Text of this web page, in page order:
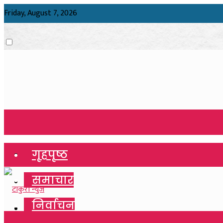
Friday, August 7, 2026
गृहपृष्ठ
समाचार
निर्वाचन
गृहपृष्ठ
समाचार
निर्वाचन